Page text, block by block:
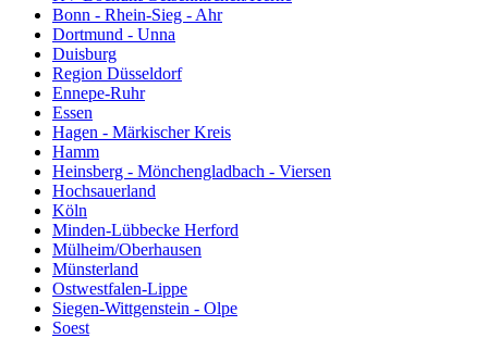
Bonn - Rhein-Sieg - Ahr
Dortmund - Unna
Duisburg
Region Düsseldorf
Ennepe-Ruhr
Essen
Hagen - Märkischer Kreis
Hamm
Heinsberg - Mönchengladbach - Viersen
Hochsauerland
Köln
Minden-Lübbecke Herford
Mülheim/Oberhausen
Münsterland
Ostwestfalen-Lippe
Siegen-Wittgenstein - Olpe
Soest